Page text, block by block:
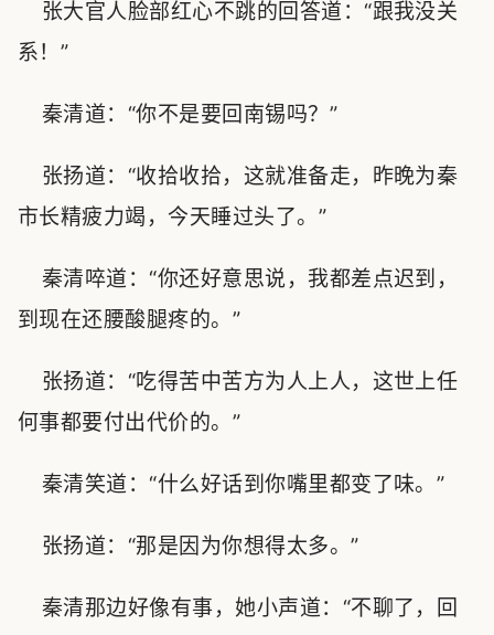
张大官人脸部红心不跳的回答道：“跟我没关
系！”
秦清道：“你不是要回南锡吗？”
张扬道：“收拾收拾，这就准备走，昨晚为秦
市长精疲力竭，今天睡过头了。”
秦清啐道：“你还好意思说，我都差点迟到，
到现在还腰酸腿疼的。”
张扬道：“吃得苦中苦方为人上人，这世上任
何事都要付出代价的。”
秦清笑道：“什么好话到你嘴里都变了味。”
张扬道：“那是因为你想得太多。”
秦清那边好像有事，她小声道：“不聊了，回